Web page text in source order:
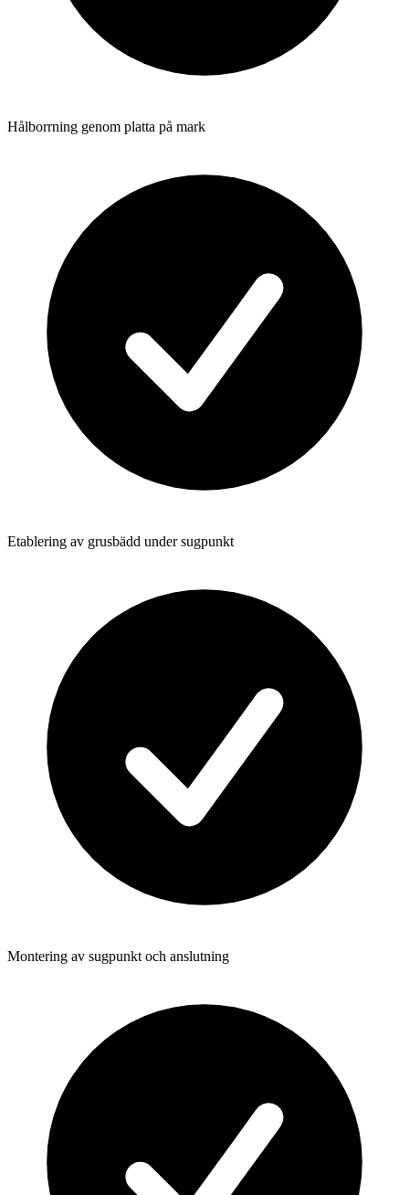
Hålborrning genom platta på mark
Etablering av grusbädd under sugpunkt
Montering av sugpunkt och anslutning